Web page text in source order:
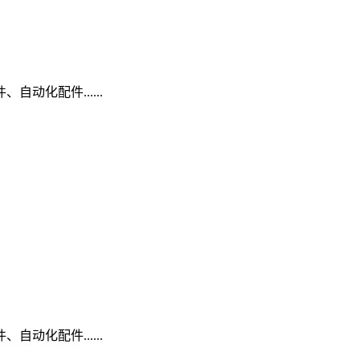
自动化配件......
自动化配件......